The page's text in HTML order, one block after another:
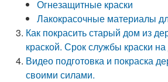
Огнезащитные краски
Лакокрасочные материалы
Как покрасить старый дом из
краской. Срок службы краски
Видео подготовка и покраска
своими силами.